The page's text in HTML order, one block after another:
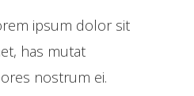
ipsum dolor sit
has mutat
nostrum ei.